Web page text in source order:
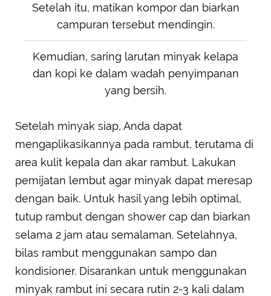
Setelah itu, matikan kompor dan biarkan
campuran tersebut mendingin.
Kemudian, saring larutan minyak kelapa
dan kopi ke dalam wadah penyimpanan
yang bersih.
Setelah minyak siap, Anda dapat
mengaplikasikannya pada rambut, terutama di
area kulit kepala dan akar rambut. Lakukan
pemijatan lembut agar minyak dapat meresap
dengan baik. Untuk hasil yang lebih optimal,
tutup rambut dengan shower cap dan biarkan
selama 2 jam atau semalaman. Setelahnya,
bilas rambut menggunakan sampo dan
kondisioner. Disarankan untuk menggunakan
minyak rambut ini secara rutin 2-3 kali dalam